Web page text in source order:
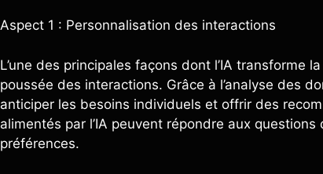
Aspect 1 : Personnalisation des interactions
L’une des principales façons dont l’IA
poussée des interactions. Grâce à l’analyse des
anticiper les besoins individuels et offrir des
alimentés par l’IA peuvent répondre aux
préférences.